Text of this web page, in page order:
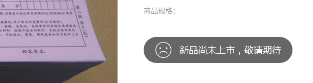
商品规格：